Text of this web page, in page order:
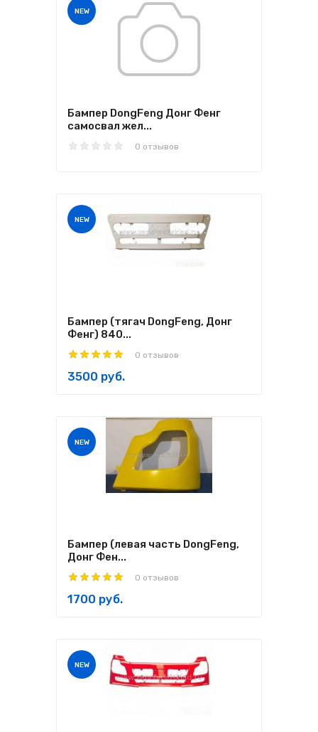
NEW
Бампер DongFeng Донг Фенг
самосвал жел...
0 отзывов
NEW
Бампер (тягач DongFeng, Донг
Фенг) 840...
0 отзывов
3500 руб.
NEW
Бампер (левая часть DongFeng,
Донг Фен...
0 отзывов
1700 руб.
NEW